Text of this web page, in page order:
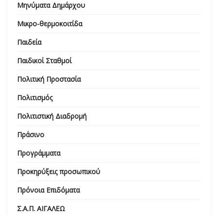
Μηνύματα Δημάρχου
Μικρο-θερμοκοιτίδα
Παιδεία
Παιδικοί Σταθμοί
Πολιτική Προστασία
Πολιτισμός
Πολιτιστική Διαδρομή
Πράσινο
Προγράμματα
Προκηρύξεις προσωπικού
Πρόνοια Επιδόματα
Σ.Α.Π. ΑΙΓΑΛΕΩ